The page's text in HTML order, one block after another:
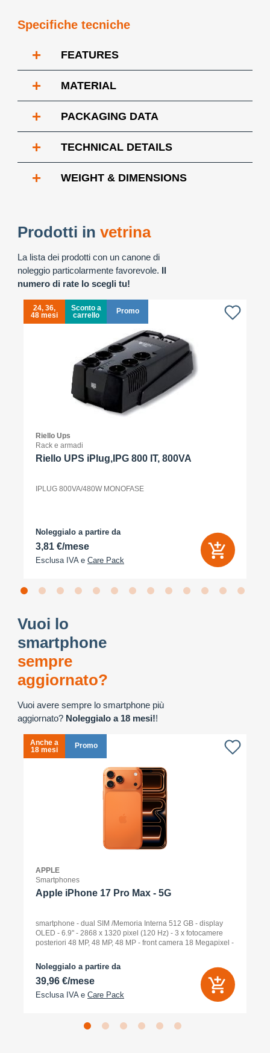
Specifiche tecniche
+ FEATURES
+ MATERIAL
+ PACKAGING DATA
+ TECHNICAL DETAILS
+ WEIGHT & DIMENSIONS
Prodotti in vetrina
La lista dei prodotti con un canone di
noleggio particolarmente favorevole. Il
numero di rate lo scegli tu!
24, 36,
48 mesi
Sconto a
carrello
Promo
Riello Ups
Rack e armadi
Riello UPS iPlug,IPG 800 IT, 800VA
IPLUG 800VA/480W MONOFASE
Noleggialo a partire da
3,81 €/mese
Esclusa IVA e Care Pack
Vuoi lo
smartphone
sempre
aggiornato?
Vuoi avere sempre lo smartphone più
aggiornato? Noleggialo a 18 mesi!!
Anche a
18 mesi
Promo
APPLE
Smartphones
Apple iPhone 17 Pro Max - 5G
smartphone - dual SIM /Memoria Interna 512 GB - display
OLED - 6.9" - 2868 x 1320 pixel (120 Hz) - 3 x fotocamere
posteriori 48 MP, 48 MP, 48 MP - front camera 18 Megapixel -
Noleggialo a partire da
39,96 €/mese
Esclusa IVA e Care Pack